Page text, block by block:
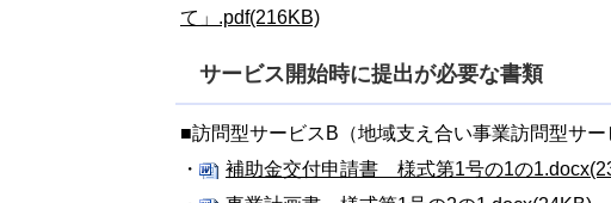
て」.pdf(216KB)
サービス開始時に提出が必要な書類
■訪問型サービスB（地域支え合い事業訪問型サー
・
補助金交付申請書 様式第1号の1の